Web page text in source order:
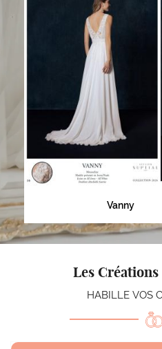
Vanny
Les Créations
HABILLE VOS